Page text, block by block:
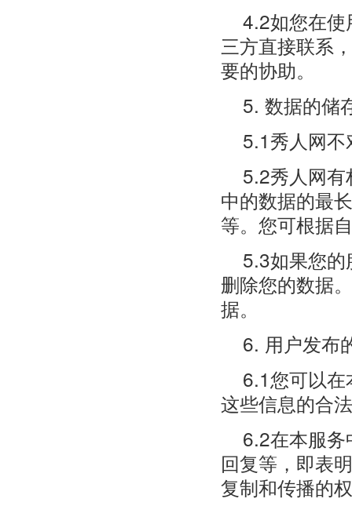
4.2如您在使
三方直接联系
要的协助。
5. 数据的储
5.1秀人网
5.2秀人网
中的数据的最
等。您可根据
5.3如果您
删除您的数据
据。
6. 用户发布
6.1您可以
这些信息的合
6.2在本服
回复等，即表
复制和传播的